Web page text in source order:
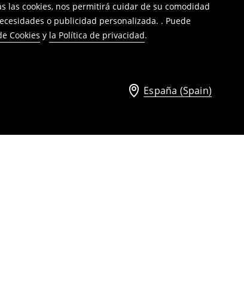
las cookies, nos permitirá cuidar de su comodidad
o publicidad personalizada. . Puede
Cookies y la Política de privacidad.
España (Spain)